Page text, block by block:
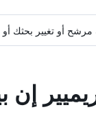
مرشح أو تغيير